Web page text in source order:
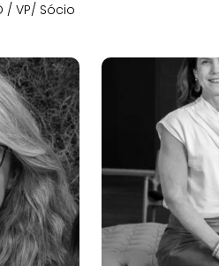
/ VP/ Sócio